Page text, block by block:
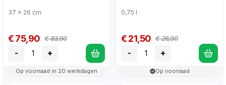
37 x 26 cm
€ 75,90 € 83,90
- +
Op voorraad in 20 werkdagen
0,75 l
€ 21,50 € 26,90
- +
Op voorraad